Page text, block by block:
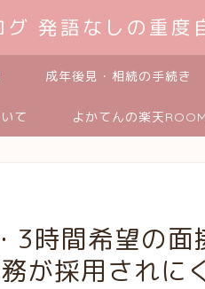
グ 発語なしの重度
成年後見・相続の手続き
て よかてんの楽天ROOM
3時間希望の
が採用されに